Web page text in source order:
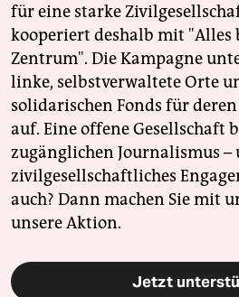
für eine starke
kooperiert deshalb mit
Zentrum". Die Kampagne
linke, selbstverwaltete Orte
solidarischen Fonds für
auf. Eine offene Gesellschaft
zugänglichen Journalismus –
zivilgesellschaftliches
auch? Dann machen Sie mit
unsere Aktion.
Jetzt